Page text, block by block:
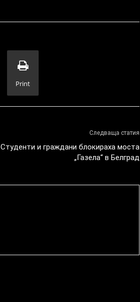
Print
Следваща статия
Студенти и граждани блокираха моста
„Газела“ в Белград